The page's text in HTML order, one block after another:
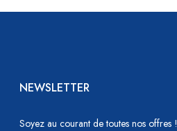
NEWSLETTER
Soyez au courant de toutes nos offres !